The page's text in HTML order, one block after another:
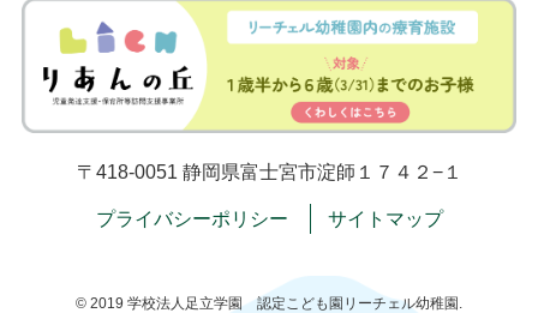
〒418-0051 静岡県富士宮市淀師１７４２−１
プライバシーポリシー サイトマップ
© 2019 学校法人足立学園 認定こども園リーチェル幼稚園.